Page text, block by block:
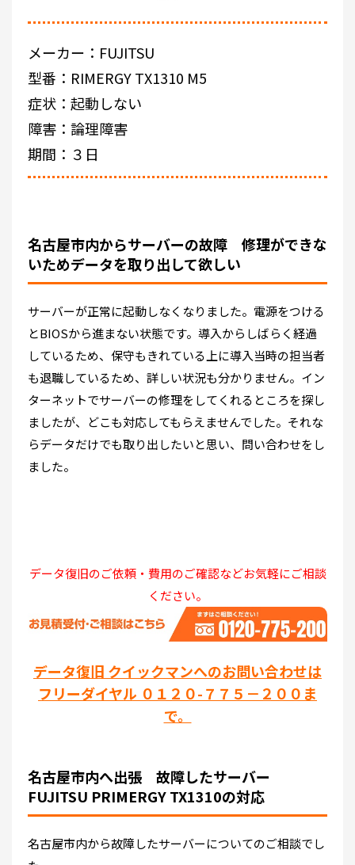
メーカー：FUJITSU
型番：RIMERGY TX1310 M5
症状：起動しない
障害：論理障害
期間：３日
名古屋市内からサーバーの故障 修理ができな
いためデータを取り出して欲しい
サーバーが正常に起動しなくなりました。電源をつける
とBIOSから進まない状態です。導入からしばらく経過
しているため、保守もきれている上に導入当時の担当者
も退職しているため、詳しい状況も分かりません。イン
ターネットでサーバーの修理をしてくれるところを探し
ましたが、どこも対応してもらえませんでした。それな
らデータだけでも取り出したいと思い、問い合わせをし
ました。
データ復旧のご依頼・費用のご確認などお気軽にご相談
ください。
データ復旧 クイックマンへのお問い合わせは
フリーダイヤル ０１２０-７７５－２００ま
で。
名古屋市内へ出張 故障したサーバー
FUJITSU PRIMERGY TX1310の対応
名古屋市内から故障したサーバーについてのご相談でし